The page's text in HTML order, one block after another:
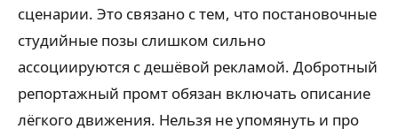
сценарии. Это связано с тем, что постановочные
студийные позы слишком сильно
ассоциируются с дешёвой рекламой. Добротный
репортажный промт обязан включать описание
лёгкого движения. Нельзя не упомянуть и про